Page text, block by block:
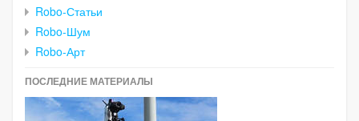
Robo-Статьи
Robo-Шум
Robo-Арт
ПОСЛЕДНИЕ МАТЕРИАЛЫ